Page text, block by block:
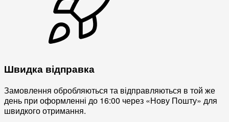
Швидка відправка
Замовлення обробляються та відправляються в той же
день при оформленні до 16:00 через «Нову Пошту» для
швидкого отримання.